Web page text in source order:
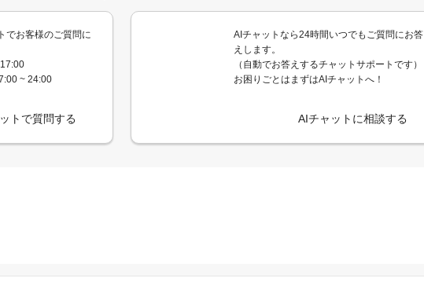
でお客様のご質問に
~ 24:00
トで質問する
AIチャットなら24時間いつでもご質問にお答
えします。
（自動でお答えするチャットサポートです）
お困りごとはまずはAIチャットへ！
AIチャットに相談する